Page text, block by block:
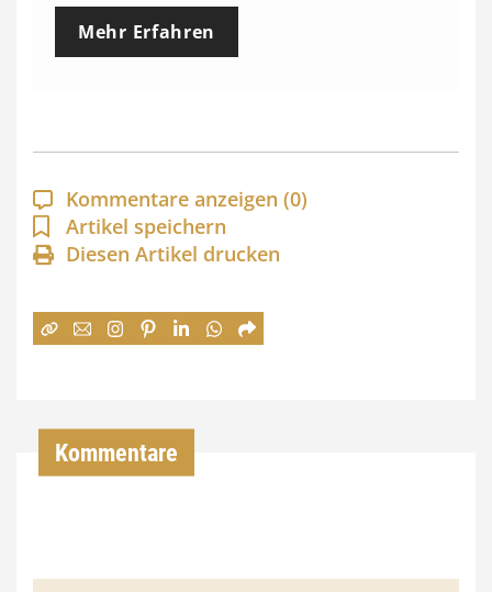
e
p
a
n
n
:
€
Mehr Erfahren
Kommentare anzeigen (0)
Artikel speichern
Diesen Artikel drucken
Kommentare